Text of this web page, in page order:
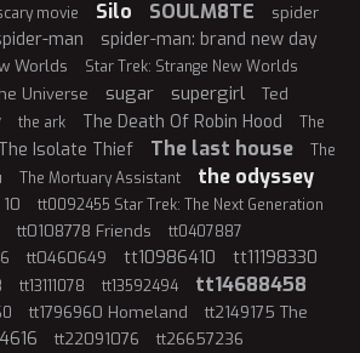
movie Silo SOULM8TE
spider
man spider-man: brand new day
Worlds Star Trek: Strange New Worlds
Universe sugar supergirl
Ted
the ark The Death Of Robin Hood
The
The Isolate Thief The last house
The
The Mortuary Assistant the odyssey
tt0092455 Star Trek: The Next Generation
tt0108778 Friends tt0407887
tt0460649 tt10986410 tt11198330
tt13111078 tt13592494 tt14688458
tt1796960 Homeland
tt2149175 The
tt22091076
tt26657236